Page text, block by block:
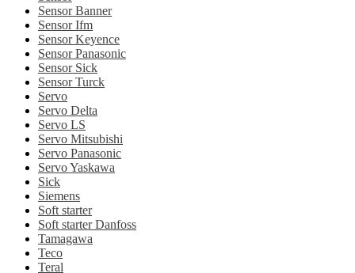
Sensor Banner
Sensor Ifm
Sensor Keyence
Sensor Panasonic
Sensor Sick
Sensor Turck
Servo
Servo Delta
Servo LS
Servo Mitsubishi
Servo Panasonic
Servo Yaskawa
Sick
Siemens
Soft starter
Soft starter Danfoss
Tamagawa
Teco
Teral